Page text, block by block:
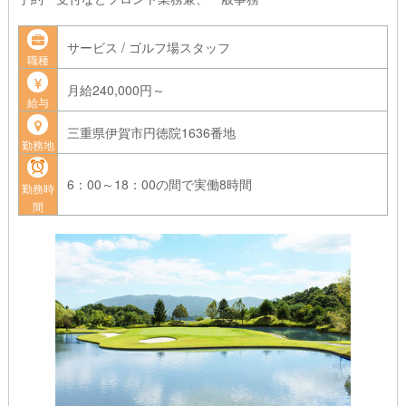
職種
サービス / ゴルフ場スタッフ
給与
月給240,000円～
勤務地
三重県伊賀市円徳院1636番地
勤務時
間
6：00～18：00の間で実働8時間